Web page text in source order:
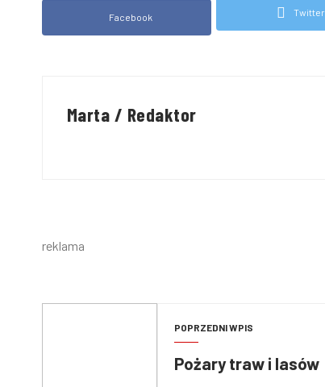
Facebook Twitter
Marta / Redaktor
reklama
POPRZEDNI WPIS
Pożary traw i lasów